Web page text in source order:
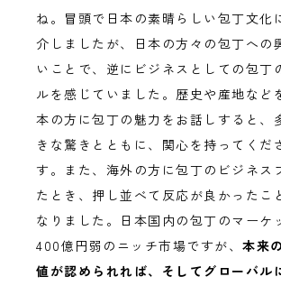
ね。冒頭で日本の素晴らしい包丁文化
介しましたが、日本の方々の包丁への
いことで、逆にビジネスとしての包丁
ルを感じていました。歴史や産地など
本の方に包丁の魅力をお話しすると、
きな驚きとともに、関心を持ってくだ
す。また、海外の方に包丁のビジネス
たとき、押し並べて反応が良かったこ
なりました。日本国内の包丁のマーケ
400億円弱のニッチ市場ですが、 本来
値が認められれば、そしてグローバル